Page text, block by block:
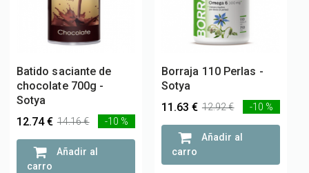
Batido saciante de
chocolate 700g -
Sotya
12.74 € 14.16 € -10 %
Añadir al
carro
Borraja 110 Perlas -
Sotya
11.63 € 12.92 € -10 %
Añadir al
carro